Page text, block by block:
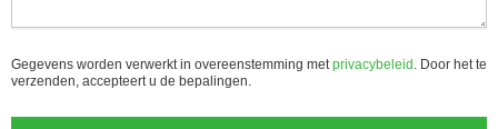
Gegevens worden verwerkt in overeenstemming met privacybeleid
. Door het te
verzenden, accepteert u de bepalingen.